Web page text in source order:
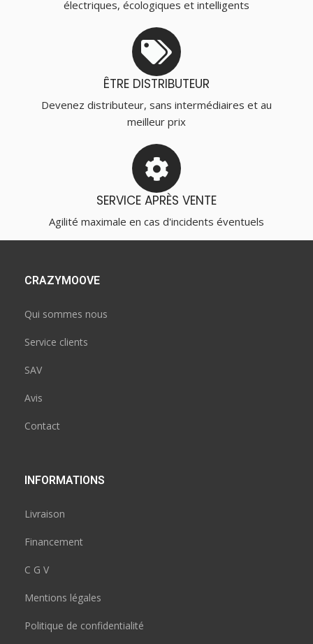
électriques, écologiques et intelligents
ÊTRE DISTRIBUTEUR
Devenez distributeur, sans intermédiaires et au
meilleur prix
SERVICE APRÈS VENTE
Agilité maximale en cas d'incidents éventuels
CRAZYMOOVE
Qui sommes nous
Service clients
SAV
Avis
Contact
INFORMATIONS
Livraison
Financement
C G V
Mentions légales
Politique de confidentialité